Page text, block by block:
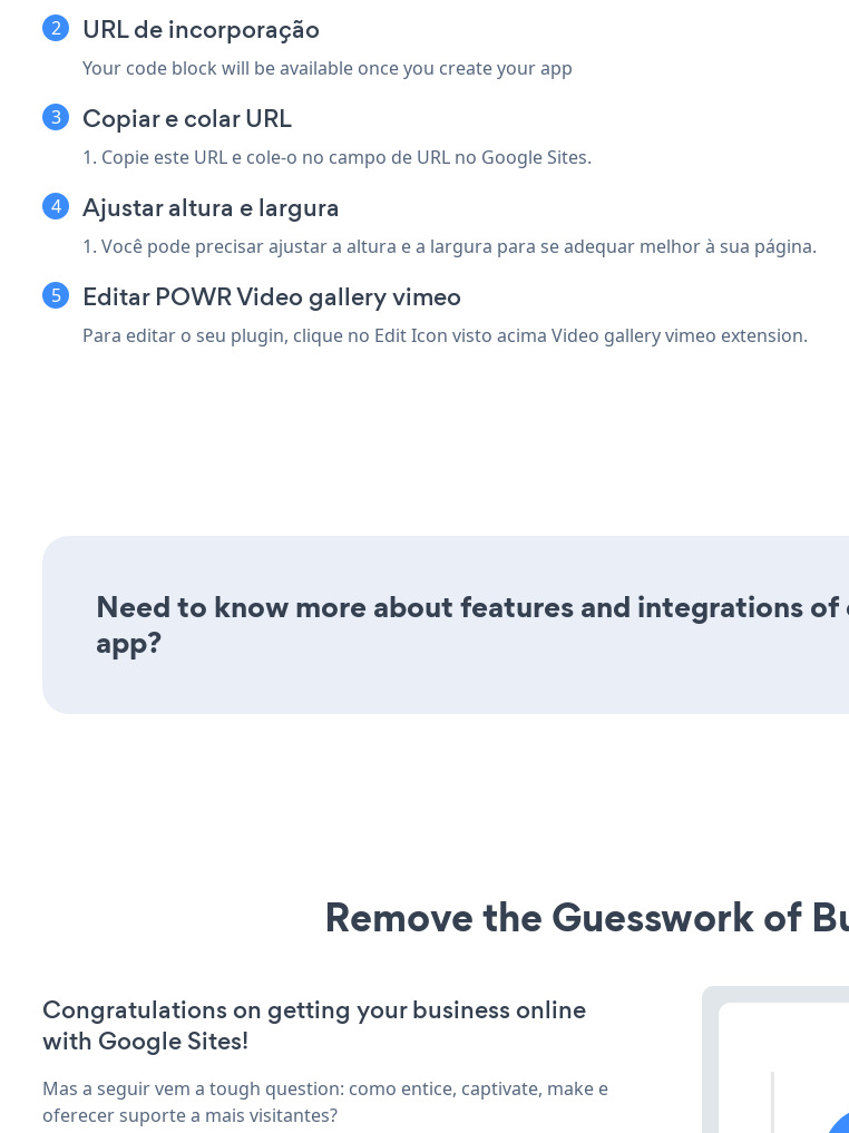
URL de incorporação
Your code block will be available once you create your app
Copiar e colar URL
1. Copie este URL e cole-o no campo de URL no Google Sites.
Ajustar altura e largura
1. Você pode precisar ajustar a altura e a largura para se adequar melhor à sua página.
Editar POWR Video gallery vimeo
Para editar o seu plugin, clique no Edit Icon visto acima Video gallery vimeo extension.
Need to know more about features and integrations
app?
Remove the Guesswork of
Congratulations on getting your business online
with Google Sites!
Mas a seguir vem a tough question: como entice, captivate, make e
oferecer suporte a mais visitantes?